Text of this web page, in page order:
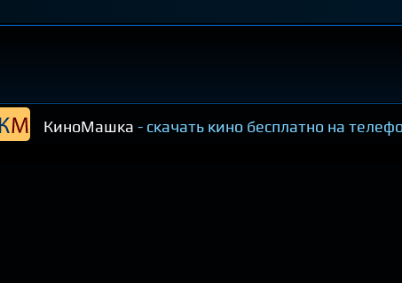
КиноМашка - скачать кино бесплатно на